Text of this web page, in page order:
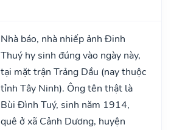
Nhà báo, nhà nhiếp ảnh Đinh
Thuý hy sinh đúng vào ngày này,
tại mặt trận Trảng Dầu (nay thuộc
tỉnh Tây Ninh). Ông tên thật là
Bùi Đình Tuý, sinh năm 1914,
quê ở xã Cảnh Dương, huyện